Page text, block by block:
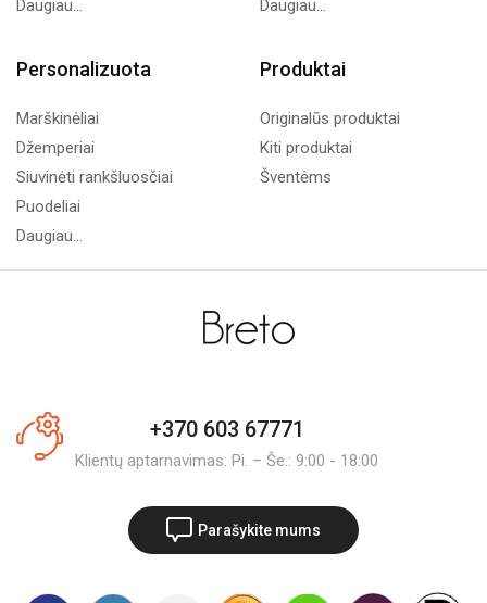
Daugiau...
Daugiau...
Personalizuota
Marškinėliai
Džemperiai
Siuvinėti rankšluosčiai
Puodeliai
Daugiau...
Produktai
Originalūs produktai
Kiti produktai
Šventėms
+370 603 67771
Klientų aptarnavimas: Pi. – Še.: 9:00 - 18:00
Parašykite mums